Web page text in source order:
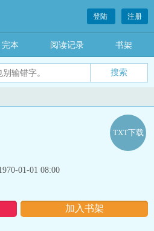
登陆 注册
完本 阅读记录 书架
加入书架
TXT下载
01-01 08:00